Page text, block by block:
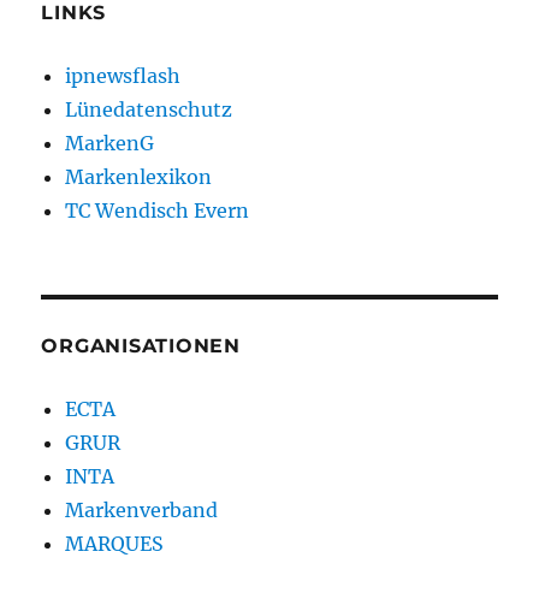
LINKS
ipnewsflash
Lünedatenschutz
MarkenG
Markenlexikon
TC Wendisch Evern
ORGANISATIONEN
ECTA
GRUR
INTA
Markenverband
MARQUES